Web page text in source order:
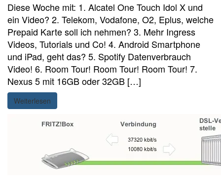
Diese Woche mit: 1. Alcatel One Touch Idol X und
ein Video? 2. Telekom, Vodafone, O2, Eplus, welche
Prepaid Karte soll ich nehmen? 3. Mehr Ingress
Videos, Tutorials und Co! 4. Android Smartphone
und iPad, geht das? 5. Spotify Datenverbrauch
Video! 6. Room Tour! Room Tour! Room Tour! 7.
Nexus 5 mit 16GB oder 32GB […]
Weiterlesen